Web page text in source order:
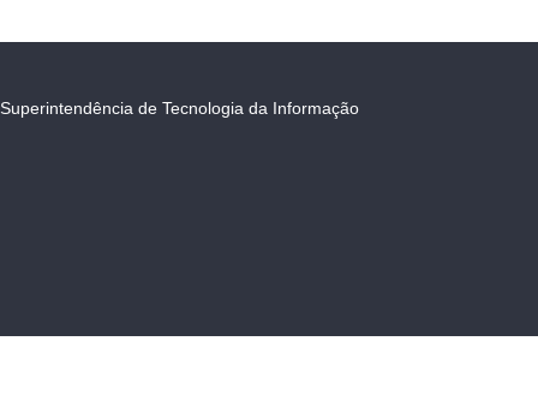
Superintendência de Tecnologia da Informação